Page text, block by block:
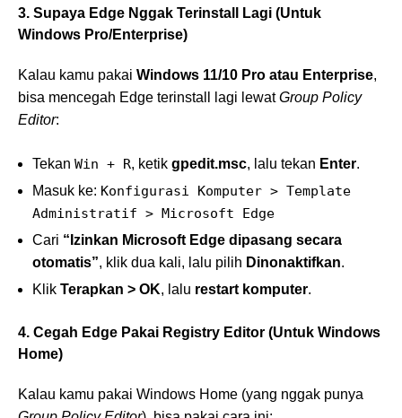
3. Supaya Edge Nggak Terinstall Lagi (Untuk
Windows Pro/Enterprise)
Kalau kamu pakai Windows 11/10 Pro atau Enterprise,
bisa mencegah Edge terinstall lagi lewatGroup Policy
Editor:
Tekan Win + R, ketik gpedit.msc, lalu tekan Enter.
Masuk ke: Konfigurasi Komputer > Template
Administratif > Microsoft Edge
Cari “Izinkan Microsoft Edge dipasang secara
otomatis”, klik dua kali, lalu pilih Dinonaktifkan.
Klik Terapkan > OK, lalu restart komputer.
4. Cegah Edge Pakai Registry Editor (Untuk Windows
Home)
Kalau kamu pakai Windows Home (yang nggak punya